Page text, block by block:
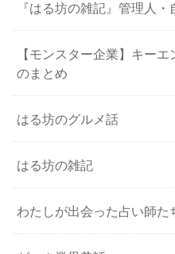
『はる坊の雑記』管理人・
【モンスター企業】キー
のまとめ
はる坊のグルメ話
はる坊の雑記
わたしが出会った占い師た